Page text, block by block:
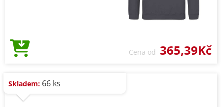
Cena od 365,39Kč
Skladem: 66 ks